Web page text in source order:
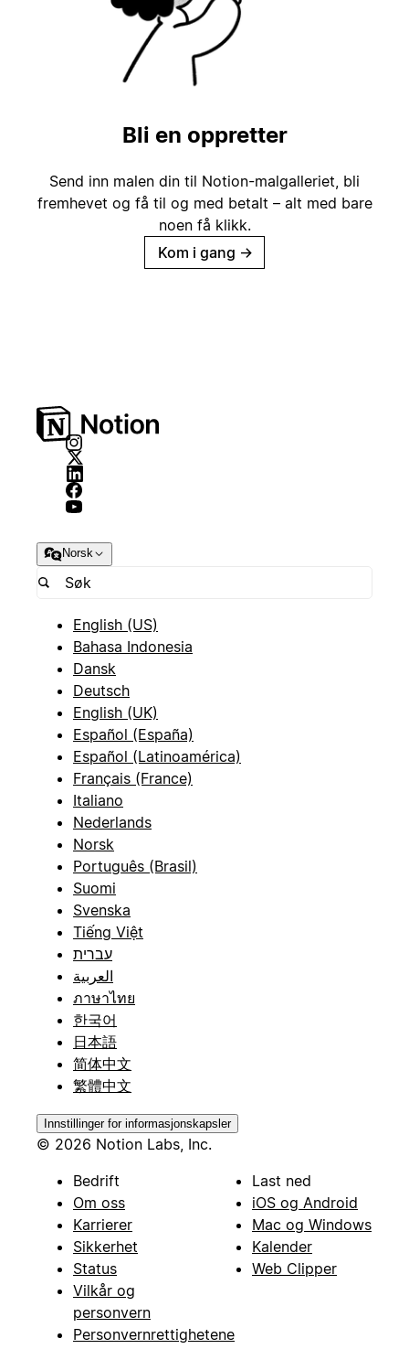
Bli en oppretter
Send inn malen din til Notion-malgalleriet, bli
fremhevet og få til og med betalt – alt med bare
noen få klikk.
Kom i gang →
Norsk
English (US)
Bahasa Indonesia
Dansk
Deutsch
English (UK)
Español (España)
Español (Latinoamérica)
Français (France)
Italiano
Nederlands
Norsk
Português (Brasil)
Suomi
Svenska
Tiếng Việt
עברית
العربية
ภาษาไทย
한국어
日本語
简体中文
繁體中文
Innstillinger for informasjonskapsler
© 2026 Notion Labs, Inc.
Bedrift
Om oss
Karrierer
Sikkerhet
Status
Vilkår og
personvern
Personvernrettighetene
Last ned
iOS og Android
Mac og Windows
Kalender
Web Clipper